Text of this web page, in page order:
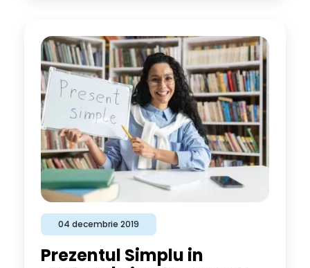
04 decembrie 2019
Prezentul Simplu in